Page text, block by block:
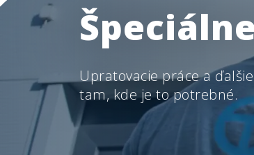
Upratovacie práce a
tam, kde je to potrebné.